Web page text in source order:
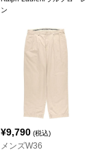
ン
¥9,790 (税込)
メンズW36